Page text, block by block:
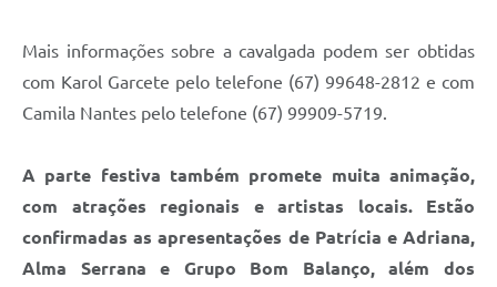
Mais informações sobre a cavalgada podem ser obtidas
com Karol Garcete pelo telefone (67) 99648-2812 e com
Camila Nantes pelo telefone (67) 99909-5719.
A parte festiva também promete muita animação,
com atrações regionais e artistas locais. Estão
confirmadas as apresentações de Patrícia e Adriana,
Alma Serrana e Grupo Bom Balanço, além dos